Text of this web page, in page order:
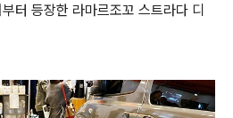
터 등장한 라마르조꼬 스트라다 디